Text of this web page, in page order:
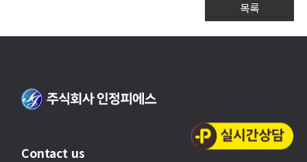
목록
Contact us